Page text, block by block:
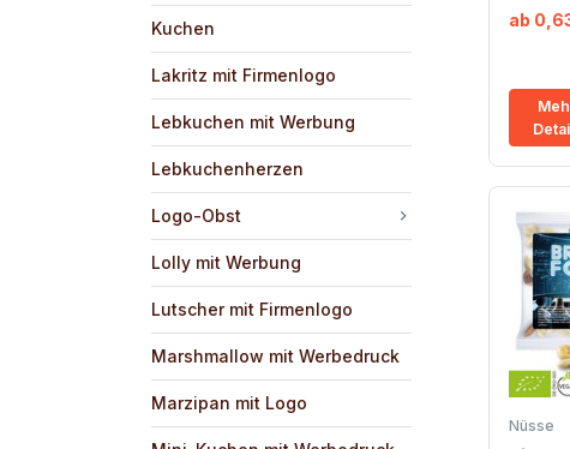
Kuchen
Lakritz mit Firmenlogo
Lebkuchen mit Werbung
Lebkuchenherzen
Logo-Obst
Lolly mit Werbung
Lutscher mit Firmenlogo
Marshmallow mit Werbedruck
Marzipan mit Logo
ab
Nüsse